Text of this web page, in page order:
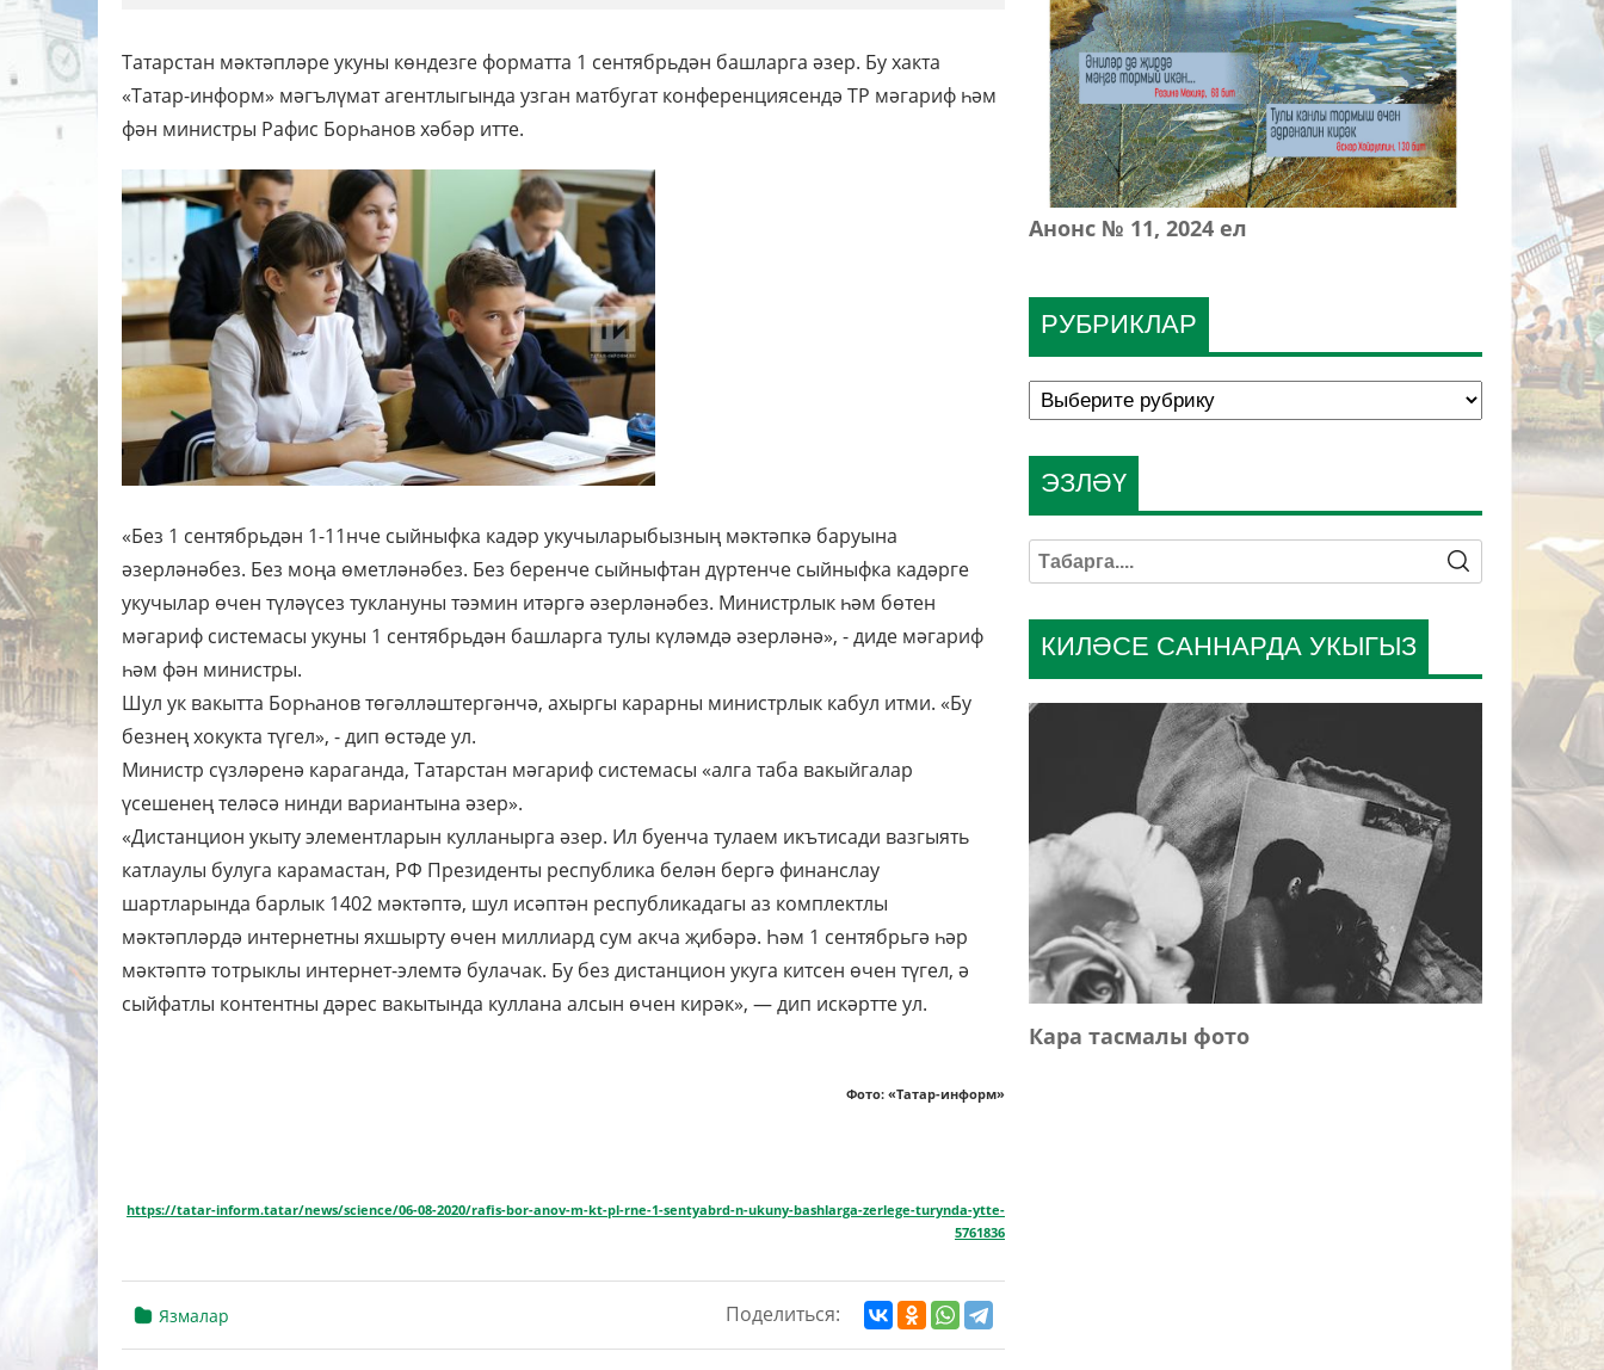
Татарстан мәктәпләре укуны көндезге форматта 1 сентябрьдән башларга әзер. Бу хакта
«Татар-информ» мәгълүмат агентлыгында узган матбугат конференциясендә ТР мәгариф һәм
фән министры Рафис Борһанов хәбәр итте.
«Без 1 сентябрьдән 1-11нче сыйныфка кадәр укучыларыбызның мәктәпкә баруына
әзерләнәбез. Без моңа өметләнәбез. Без беренче сыйныфтан дүртенче сыйныфка кадәрге
укучылар өчен түләүсез туклануны тәэмин итәргә әзерләнәбез. Министрлык һәм бөтен
мәгариф системасы укуны 1 сентябрьдән башларга тулы күләмдә әзерләнә», - диде мәгариф
һәм фән министры.
Шул ук вакытта Борһанов төгәлләштергәнчә, ахыргы карарны министрлык кабул итми. «Бу
безнең хокукта түгел», - дип өстәде ул.
Министр сүзләренә караганда, Татарстан мәгариф системасы «алга таба вакыйгалар
үсешенең теләсә нинди вариантына әзер».
«Дистанцион укыту элементларын кулланырга әзер. Ил буенча тулаем икътисади вазгыять
катлаулы булуга карамастан, РФ Президенты республика белән бергә финанслау
шартларында барлык 1402 мәктәптә, шул исәптән республикадагы аз комплектлы
мәктәпләрдә интернетны яхшырту өчен миллиард сум акча җибәрә. Һәм 1 сентябрьгә һәр
мәктәптә тотрыклы интернет-элемтә булачак. Бу без дистанцион укуга китсен өчен түгел, ә
сыйфатлы контентны дәрес вакытында куллана алсын өчен кирәк», — дип искәртте ул.
Фото: «Татар-информ»
https://tatar-inform.tatar/news/science/06-08-2020/rafis-bor-anov-m-kt-pl-rne-1-sentyabrd-n-ukuny-bashlarga-zerlege-turynda-ytte-
5761836
Язмалар Поделиться:
РУБРИКЛАР
Анонс № 11, 2024 ел
КИЛӘСЕ САННАРДА УКЫГЫЗ
Кара тасмалы фото
ЭЗЛӘҮ